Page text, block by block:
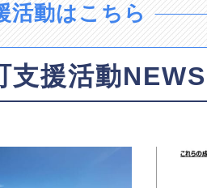
活動はこちら
支援活動NEWS